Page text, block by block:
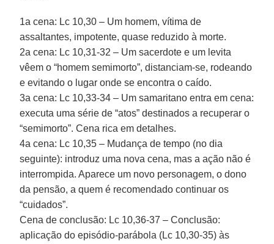
1a cena: Lc 10,30 – Um homem, vítima de
assaltantes, impotente, quase reduzido à morte.
2a cena: Lc 10,31-32 – Um sacerdote e um levita
vêem o “homem semimorto”, distanciam-se, rodeando
e evitando o lugar onde se encontra o caído.
3a cena: Lc 10,33-34 – Um samaritano entra em cena:
executa uma série de “atos” destinados a recuperar o
“semimorto”. Cena rica em detalhes.
4a cena: Lc 10,35 – Mudança de tempo (no dia
seguinte): introduz uma nova cena, mas a ação não é
interrompida. Aparece um novo personagem, o dono
da pensão, a quem é recomendado continuar os
“cuidados”.
Cena de conclusão: Lc 10,36-37 – Conclusão:
aplicação do episódio-parábola (Lc 10,30-35) às